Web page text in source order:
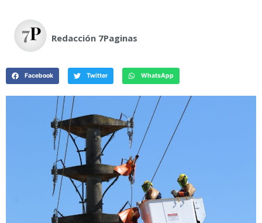
Redacción 7Paginas
Facebook Twitter WhatsApp